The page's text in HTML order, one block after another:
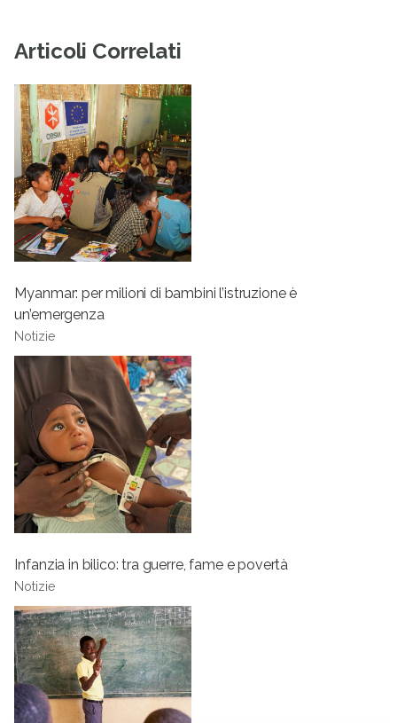
Articoli Correlati
Myanmar: per milioni di bambini l’istruzione è
un’emergenza
Notizie
Infanzia in bilico: tra guerre, fame e povertà
Notizie